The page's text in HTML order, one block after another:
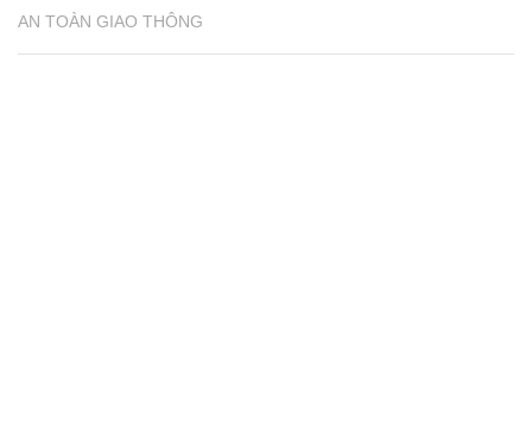
AN TOÀN GIAO THÔNG